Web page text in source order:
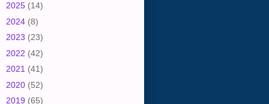
2025 (14)
2024 (8)
2023 (23)
2022 (42)
2021 (41)
2020 (52)
2019 (65)